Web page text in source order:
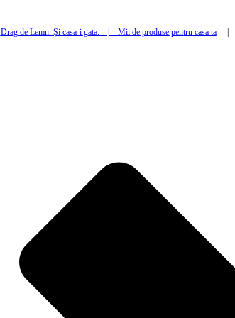
Drag de Lemn. Și casa-i gata. Mii de produse pentru casa ta|